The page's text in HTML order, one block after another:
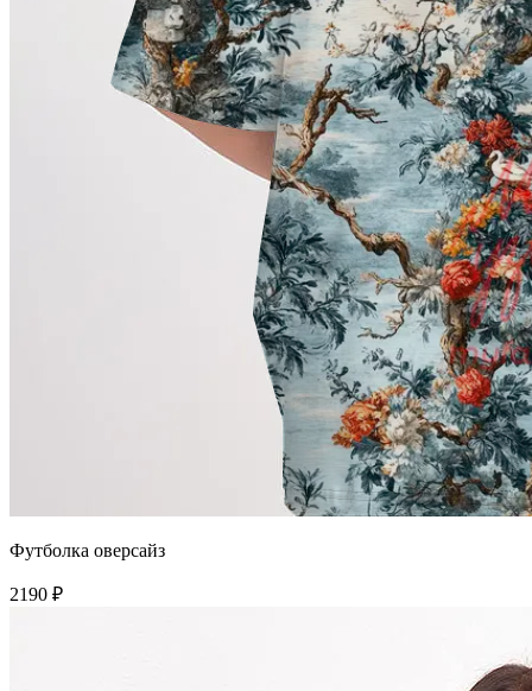
Футболка оверсайз
2190 ₽